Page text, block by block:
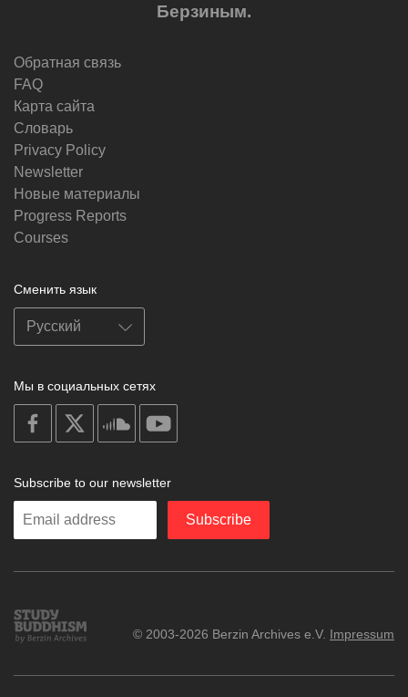
Берзиным.
Обратная связь
FAQ
Карта сайта
Словарь
Privacy Policy
Newsletter
Новые материалы
Progress Reports
Courses
Сменить язык
Мы в социальных сетях
on
facebook
soundcloud
Subscribe to our newsletter
Enter
Subscribe
Study
Buddhism
© 2003-2026 Berzin Archives e.V. Impressum